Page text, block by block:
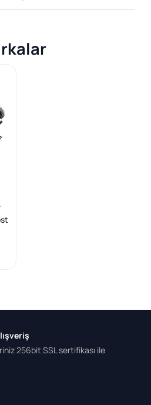
256bit SSL sertifikası ile